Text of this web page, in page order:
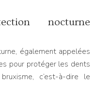
nocturne
également appelées
pour protéger les dents
c’est-à-dire le